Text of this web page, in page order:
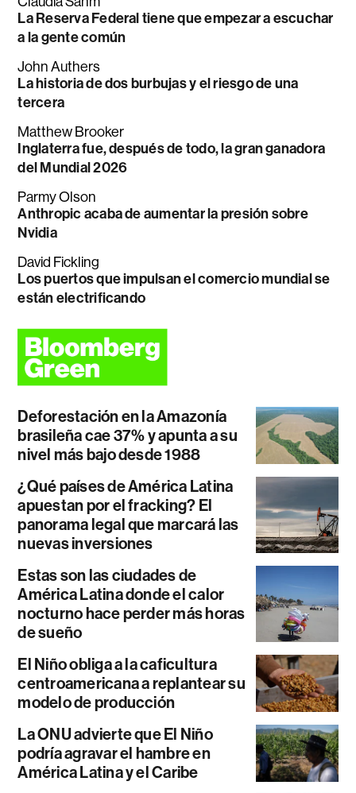
La Reserva Federal tiene que empezar a escuchar
a la gente común
John Authers
La historia de dos burbujas y el riesgo de una
tercera
Matthew Brooker
Inglaterra fue, después de todo, la gran ganadora
del Mundial 2026
Parmy Olson
Anthropic acaba de aumentar la presión sobre
Nvidia
David Fickling
Los puertos que impulsan el comercio mundial se
están electrificando
Deforestación en la Amazonía
brasileña cae 37% y apunta a su
nivel más bajo desde 1988
¿Qué países de América Latina
apuestan por el fracking? El
panorama legal que marcará las
nuevas inversiones
Estas son las ciudades de
América Latina donde el calor
nocturno hace perder más horas
de sueño
El Niño obliga a la caficultura
centroamericana a replantear su
modelo de producción
La ONU advierte que El Niño
podría agravar el hambre en
América Latina y el Caribe